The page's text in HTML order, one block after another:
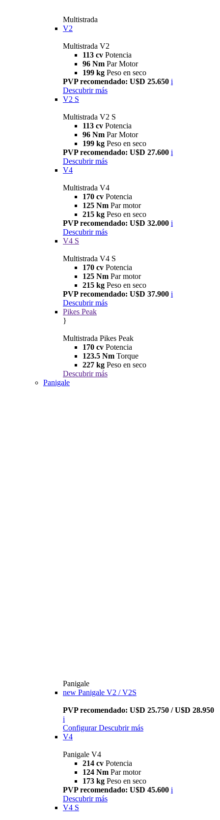
Multistrada
V2
Multistrada V2
113 cv Potencia
96 Nm Par Motor
199 kg Peso en seco
PVP recomendado: U$D 25.650 i
Descubrir más
V2 S
Multistrada V2 S
113 cv Potencia
96 Nm Par Motor
199 kg Peso en seco
PVP recomendado: U$D 27.600 i
Descubrir más
V4
Multistrada V4
170 cv Potencia
125 Nm Par motor
215 kg Peso en seco
PVP recomendado: U$D 32.000 i
Descubrir más
V4 S
Multistrada V4 S
170 cv Potencia
125 Nm Par motor
215 kg Peso en seco
PVP recomendado: U$D 37.900 i
Descubrir más
Pikes Peak
}
Multistrada Pikes Peak
170 cv Potencia
123.5 Nm Torque
227 kg Peso en seco
Descubrir más
Panigale
Panigale
new Panigale V2 / V2S
PVP recomendado: U$D 25.750 / U$D 28.950
i
Configurar Descubrir más
V4
Panigale V4
214 cv Potencia
124 Nm Par motor
173 kg Peso en seco
PVP recomendado: U$D 45.600 i
Descubrir más
V4 S